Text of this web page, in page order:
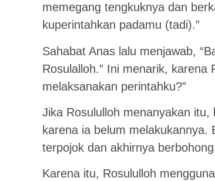
memegang tengkuknya dan
kuperintahkan padamu (tadi).”
Sahabat Anas lalu menjawab,
Rosulalloh.” Ini menarik, karena
melaksanakan perintahku?”
Jika Rosululloh menanyakan
karena ia belum
terpojok dan akhirnya
Karena itu, Rosululloh